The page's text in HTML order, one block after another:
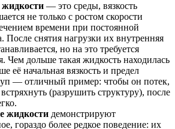
— это среды, вязкость
не только с ростом скорости
времени при постоянной
После снятия нагрузки их внутренняя
но на это требуется
Чем дольше такая жидкость находилась
её начальная вязкость и предел
— отличный пример: чтобы он потек,
(разрушить структуру), после
жидкости демонстрируют
гораздо более редкое поведение: их